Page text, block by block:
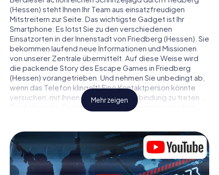
(Hessen) steht Ihnen Ihr Team aus einsatzfreudigen
Mitstreitern zur Seite. Das wichtigste Gadget ist Ihr
Smartphone: Es lotst Sie zu den verschiedenen
Einsatzorten in der Innenstadt von Friedberg (Hessen). Sie
bekommen laufend neue Informationen und Missionen
von unserer Zentrale übermittelt. Auf diese Weise wird
die packende Story des Escape Games in Friedberg
(Hessen) vorangetrieben. Und nehmen Sie unbedingt ab,
wenn das Telefon klingelt! Eine Kontaktperson könnte
versuchen, mit Ihnen konspirativ in Verbindung zu treten …
Doch Vorsicht: So mancher Informant entpuppt sich als
ziehen Sie die richtigen Schlüsse und vor allem: Vertrauen
Sie niemandem!
Anders als in einem klassischen Escape Room in Friedberg
Mehr zeigen